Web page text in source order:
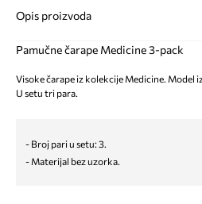
Opis proizvoda
Pamučne čarape Medicine 3-pack
Visoke čarape iz kolekcije Medicine. Model
U setu tri para.
- Broj pari u setu: 3.
- Materijal bez uzorka.